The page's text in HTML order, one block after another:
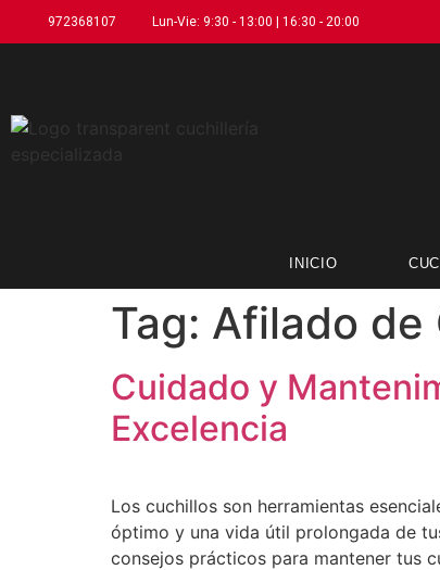
972368107 Lun-Vie: 9:30 - 13:00 | 16:30 - 20:00
INICIO
Tag: Afilado de
Cuidado y
Excelencia
Los cuchillos son herramientas
óptimo y una vida útil prolongada de
consejos prácticos para mantener tus